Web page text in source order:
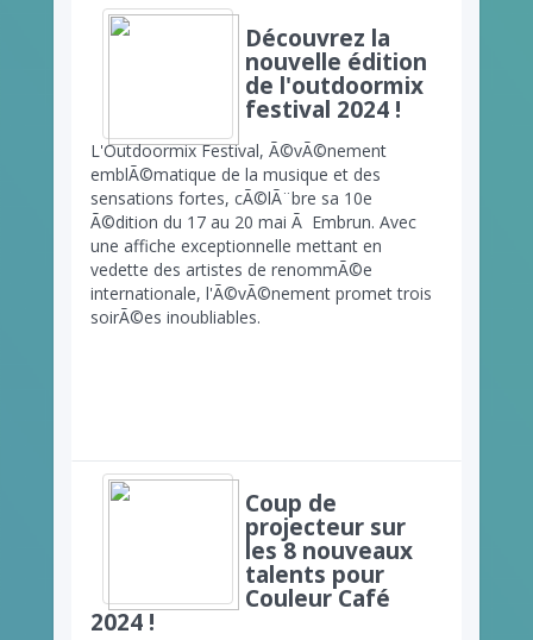
Découvrez la
nouvelle édition
de l'outdoormix
festival 2024 !
L'Outdoormix Festival, Ã©vÃ©nement
emblÃ©matique de la musique et des
sensations fortes, cÃ©lÃ¨bre sa 10e
Ã©dition du 17 au 20 mai Ã Embrun. Avec
une affiche exceptionnelle mettant en
vedette des artistes de renommÃ©e
internationale, l'Ã©vÃ©nement promet trois
soirÃ©es inoubliables.
Coup de
projecteur sur
les 8 nouveaux
talents pour
Couleur Café
2024 !